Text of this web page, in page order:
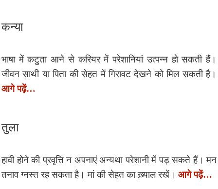
कन्या
भाषा में कटुता आने से करियर में परेशानियां उत्पन्न हो सकती हैं।
जीवन साथी या पिता की सेहत में गिरावट देखने को मिल सकती है।
आगे पढ़ें…
तुला
हावी होने की प्रवृत्ति न अपनाएं अन्यथा परेशानी में पड़ सकते हैं। मन
तनाव ग्नस्त रह सकता है। मां की सेहत का ख़्याल रखें। आगे पढ़ें…